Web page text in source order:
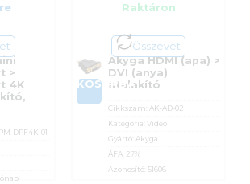
>
4K
DPF4K-01
Raktáron
Összevet
KOSÁRBA
Akyga HDMI (apa) >
DVI (anya)
átalakító
Cikkszám: AK-AD-02
Kategória: Video
Gyártó: Akyga
ÁFA: 27%
Azonosító: 51606